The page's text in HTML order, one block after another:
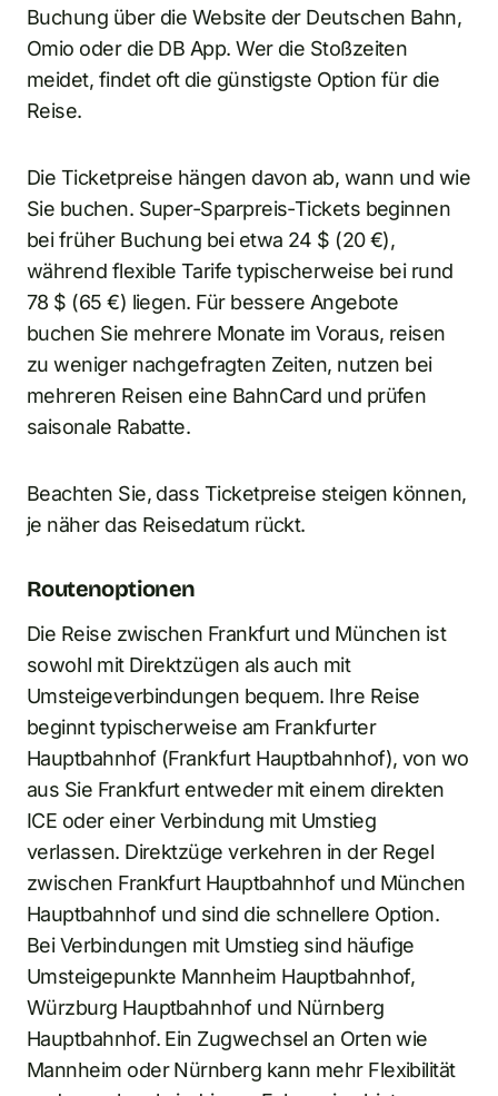
Buchung über die Website der Deutschen Bahn,
Omio oder die DB App. Wer die Stoßzeiten
meidet, findet oft die günstigste Option für die
Reise.
Die Ticketpreise hängen davon ab, wann und wie
Sie buchen. Super-Sparpreis-Tickets beginnen
bei früher Buchung bei etwa 24 $ (20 €),
während flexible Tarife typischerweise bei rund
78 $ (65 €) liegen. Für bessere Angebote
buchen Sie mehrere Monate im Voraus, reisen
zu weniger nachgefragten Zeiten, nutzen bei
mehreren Reisen eine BahnCard und prüfen
saisonale Rabatte.
Beachten Sie, dass Ticketpreise steigen können,
je näher das Reisedatum rückt.
Routenoptionen
Die Reise zwischen Frankfurt und München ist
sowohl mit Direktzügen als auch mit
Umsteigeverbindungen bequem. Ihre Reise
beginnt typischerweise am Frankfurter
Hauptbahnhof (Frankfurt Hauptbahnhof), von wo
aus Sie Frankfurt entweder mit einem direkten
ICE oder einer Verbindung mit Umstieg
verlassen. Direktzüge verkehren in der Regel
zwischen Frankfurt Hauptbahnhof und München
Hauptbahnhof und sind die schnellere Option.
Bei Verbindungen mit Umstieg sind häufige
Umsteigepunkte Mannheim Hauptbahnhof,
Würzburg Hauptbahnhof und Nürnberg
Hauptbahnhof. Ein Zugwechsel an Orten wie
Mannheim oder Nürnberg kann mehr Flexibilität